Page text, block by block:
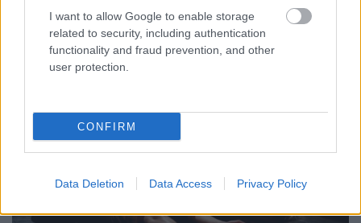
I want to allow Google to enable storage
related to security, including authentication
functionality and fraud prevention, and other
user protection.
CONFIRM
Data Deletion Data Access Privacy Policy